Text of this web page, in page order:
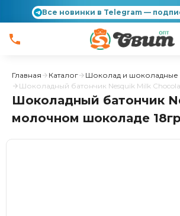
Все новинки в Telegram —
Главная Каталог Шоколад и шоколадные
Шоколадный батончик Nesquik Milk
Шоколадный батончик
молочном шоколаде 18гр